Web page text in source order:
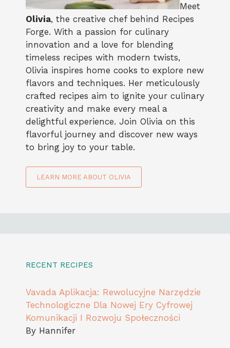
timeless recipes with modern twists,
Olivia inspires home cooks to explore new
flavors and techniques. Her meticulously
crafted recipes aim to ignite your culinary
creativity and make every meal a
delightful experience. Join Olivia on this
flavorful journey and discover new ways
to bring joy to your table.
LEARN MORE ABOUT OLIVIA
Komunikacji I Rozwoju Społeczności
Zielona Fortuna: Ekscytująca Gra w
Aplikacja SpinGreen Baccarat – Wygraj
Teraz i Baw Się Całą Nocą!